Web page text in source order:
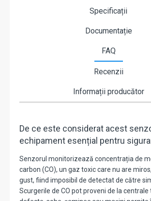
Specificații
Documentație
FAQ
Recenzii
Informații producător
De ce este considerat acest
echipament esențial pentru
Senzorul monitorizează concentrația de
carbon (CO), un gaz toxic care nu are
gust, fiind imposibil de detectat de către
Scurgerile de CO pot proveni de la centrale